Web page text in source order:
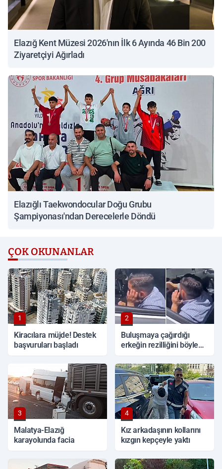
Elazığ Kent Müzesi 2026'nın İlk 6 Ayında 46 Bin 200
Ziyaretçiyi Ağırladı
Elazığlı Taekwondocular Doğu Grubu
Şampiyonası'ndan Derecelerle Döndü
ÇOK OKUNANLAR
1
Kiracılara müjde! Destek
başvuruları başladı
2
Buluşmaya çağırdığı
erkeğin rezilliğini böyle
3
Malatya-Elazığ
karayolunda facia
4
Kız arkadaşının kollarını
kızgın kepçeyle yaktı